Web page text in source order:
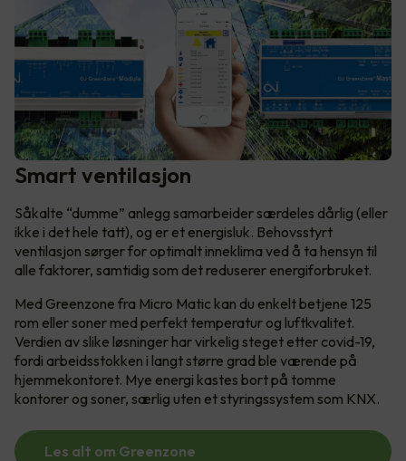
Smart ventilasjon
Såkalte “dumme” anlegg samarbeider særdeles dårlig (eller
ikke i det hele tatt), og er et energisluk. Behovsstyrt
ventilasjon sørger for optimalt inneklima ved å ta hensyn til
alle faktorer, samtidig som det reduserer energiforbruket.
Med Greenzone fra Micro Matic kan du enkelt betjene 125
rom eller soner med perfekt temperatur og luftkvalitet.
Verdien av slike løsninger har virkelig steget etter covid-19,
fordi arbeidsstokken i langt større grad ble værende på
hjemmekontoret. Mye energi kastes bort på tomme
kontorer og soner, særlig uten et styringssystem som KNX.
Les alt om Greenzone